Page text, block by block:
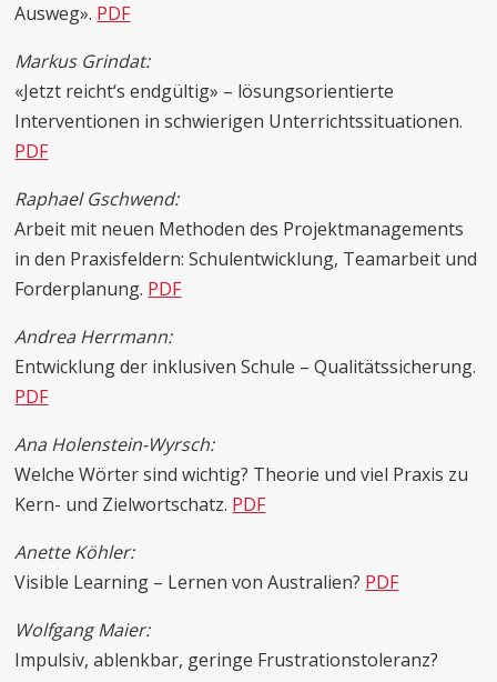
Ausweg». PDF
Markus Grindat:
«Jetzt reicht‘s endgültig» – lösungsorientierte
Interventionen in schwierigen Unterrichtssituationen.
PDF
Raphael Gschwend:
Arbeit mit neuen Methoden des Projektmanagements
in den Praxisfeldern: Schulentwicklung, Teamarbeit und
Forderplanung. PDF
Andrea Herrmann:
Entwicklung der inklusiven Schule – Qualitätssicherung.
PDF
Ana Holenstein-Wyrsch:
Welche Wörter sind wichtig? Theorie und viel Praxis zu
Kern- und Zielwortschatz. PDF
Anette Köhler:
Visible Learning – Lernen von Australien? PDF
Wolfgang Maier:
Impulsiv, ablenkbar, geringe Frustrationstoleranz?